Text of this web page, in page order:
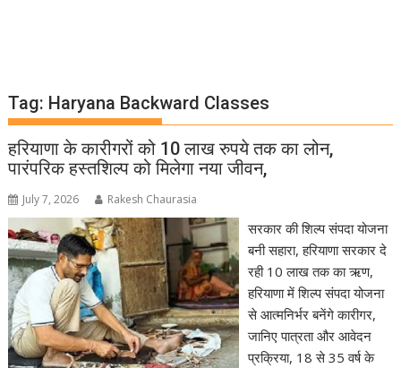
Tag: Haryana Backward Classes
हरियाणा के कारीगरों को 10 लाख रुपये तक का लोन,
पारंपरिक हस्तशिल्प को मिलेगा नया जीवन,
July 7, 2026 Rakesh Chaurasia
सरकार की शिल्प संपदा योजना
बनी सहारा, हरियाणा सरकार दे
रही 10 लाख तक का ऋण,
हरियाणा में शिल्प संपदा योजना
से आत्मनिर्भर बनेंगे कारीगर,
जानिए पात्रता और आवेदन
प्रक्रिया, 18 से 35 वर्ष के